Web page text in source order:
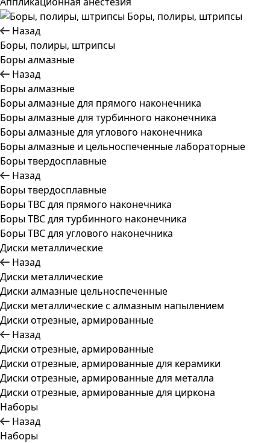
Боры, полиры, штрипсы
Назад
Боры, полиры, штрипсы
Боры алмазные
Назад
Боры алмазные
Боры алмазные для прямого наконечника
Боры алмазные для турбинного наконечника
Боры алмазные для углового наконечника
Боры алмазные и цельноспеченные лабораторные
Боры твердосплавные
Назад
Боры твердосплавные
Боры ТВС для прямого наконечника
Боры ТВС для турбинного наконечника
Боры ТВС для углового наконечника
Диски металлические
Назад
Диски металлические
Диски алмазные цельноспеченные
Диски металлические с алмазным напылением
Диски отрезные, армированные
Назад
Диски отрезные, армированные
Диски отрезные, армированные для керамики
Диски отрезные, армированные для металла
Диски отрезные, армированные для циркона
Наборы
Назад
Наборы